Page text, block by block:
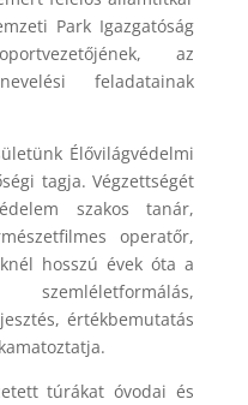
Park Igazgatóság
az
feladatainak
Élővilágvédelmi
tagja. Végzettségét
szakos tanár,
operatőr,
hosszú évek óta a
értékbemutatás
túrákat óvodai és